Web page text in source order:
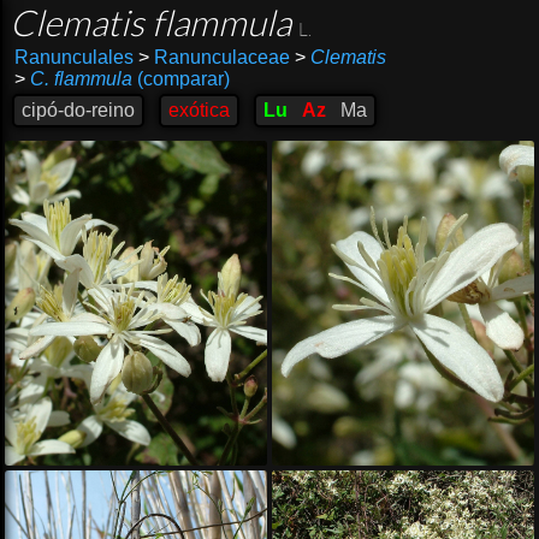
Clematis flammula
Ranunculales >Ranunculaceae > Clematis
> C. flammula (comparar)
cipó-do-reino
exótica Lu Az Ma